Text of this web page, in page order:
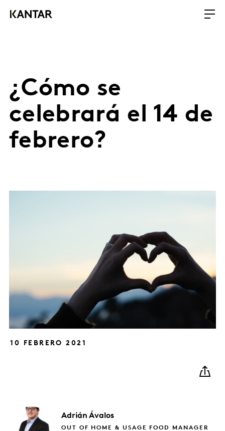
¿Cómo se
celebrará el 14 de
febrero?
10 FEBRERO 2021
Adrián Ávalos
OUT OF HOME & USAGE FOOD MANAGER